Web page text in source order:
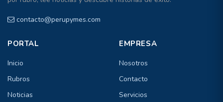
contacto@perupymes.com
PORTAL
Inicio
Rubros
Noticias
EMPRESA
Nosotros
Contacto
Servicios